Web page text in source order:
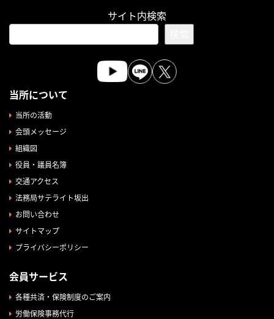
サイト内検索
当所について
当所の活動
会頭メッセージ
組織図
役員・議員名簿
交通アクセス
法務局サテライト坂出
お問い合わせ
サイトマップ
プライバシーポリシー
会員サービス
各種共済・保険制度のご案内
労働保険事務代行